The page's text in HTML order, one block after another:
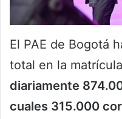
El PAE de Bogotá
total en la
diariamente
cuales 315.000